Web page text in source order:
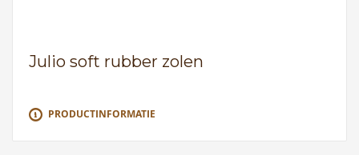
Julio soft rubber zolen
PRODUCTINFORMATIE